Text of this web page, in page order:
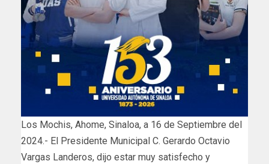
Los Mochis, Ahome, Sinaloa, a 16 de Septiembre del
2024.- El Presidente Municipal C. Gerardo Octavio
Vargas Landeros, dijo estar muy satisfecho y